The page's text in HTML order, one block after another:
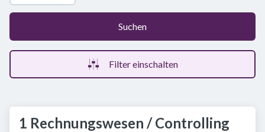
Suchen
Filter einschalten
1 Rechnungswesen / Controlling